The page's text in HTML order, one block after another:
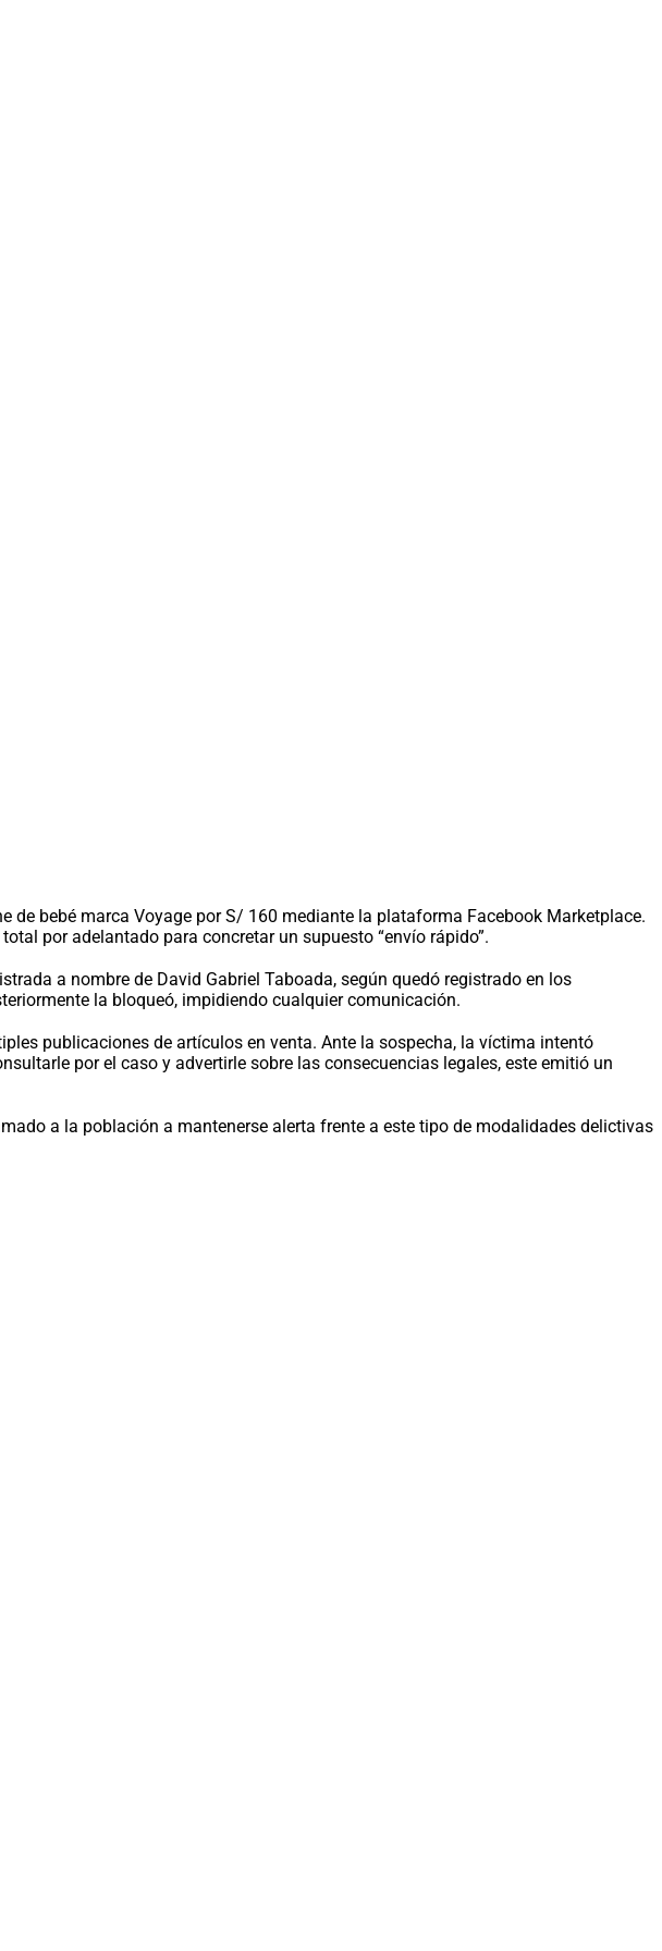
bebé marca Voyage por S/ 160 mediante la plataforma Facebook Marketplace.
por adelantado para concretar un supuesto “envío rápido”.
a nombre de David Gabriel Taboada, según quedó registrado en los
la bloqueó, impidiendo cualquier comunicación.
publicaciones de artículos en venta. Ante la sospecha, la víctima intentó
por el caso y advertirle sobre las consecuencias legales, este emitió un
a la población a mantenerse alerta frente a este tipo de modalidades delictivas